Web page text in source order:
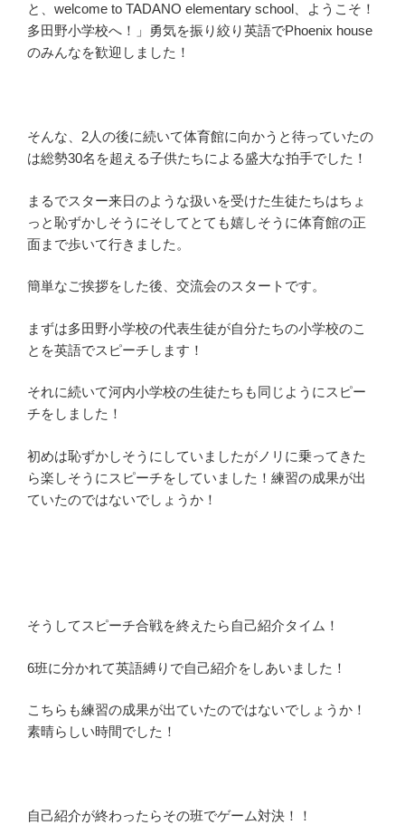
と、welcome to TADANO elementary school、ようこそ！
多田野小学校へ！」勇気を振り絞り英語でPhoenix house
のみんなを歓迎しました！
そんな、2人の後に続いて体育館に向かうと待っていたの
は総勢30名を超える子供たちによる盛大な拍手でした！
まるでスター来日のような扱いを受けた生徒たちはちょ
っと恥ずかしそうにそしてとても嬉しそうに体育館の正
面まで歩いて行きました。
簡単なご挨拶をした後、交流会のスタートです。
まずは多田野小学校の代表生徒が自分たちの小学校のこ
とを英語でスピーチします！
それに続いて河内小学校の生徒たちも同じようにスピー
チをしました！
初めは恥ずかしそうにしていましたがノリに乗ってきた
ら楽しそうにスピーチをしていました！練習の成果が出
ていたのではないでしょうか！
そうしてスピーチ合戦を終えたら自己紹介タイム！
6班に分かれて英語縛りで自己紹介をしあいました！
こちらも練習の成果が出ていたのではないでしょうか！
素晴らしい時間でした！
自己紹介が終わったらその班でゲーム対決！！